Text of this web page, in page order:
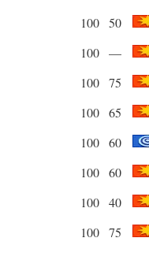
50
100
—
100
75
100
65
100
60
100
60
100
40
100
75
100